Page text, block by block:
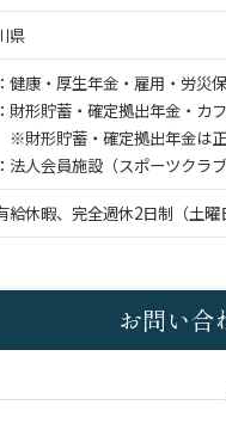
県
健康・厚生年金・雇用・労災
財形貯蓄・確定拠出年金・カ
貯蓄・確定拠出年金は正
法人会員施設（スポーツクラ
給休暇、完全週休2日制（土
お問い合